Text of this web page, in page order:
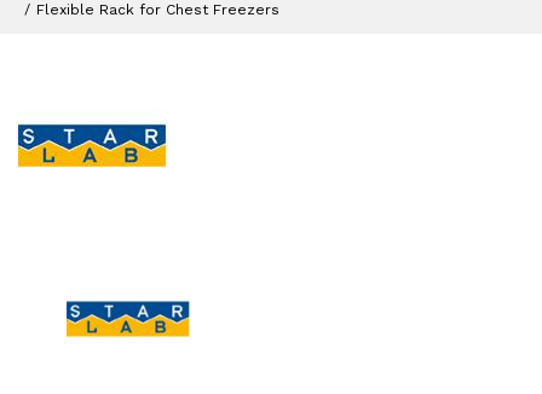
Flexible Rack for Chest Freezers